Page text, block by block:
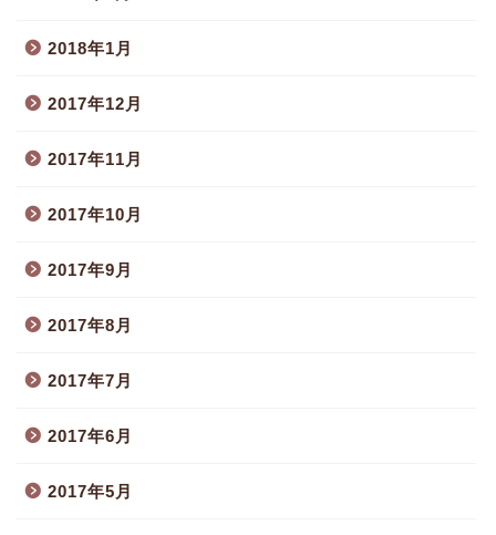
2018年1月
2017年12月
2017年11月
2017年10月
2017年9月
2017年8月
2017年7月
2017年6月
2017年5月